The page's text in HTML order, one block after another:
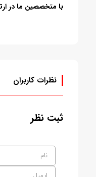
با متخصصین ما در
نظرات کاربران
ثبت نظر